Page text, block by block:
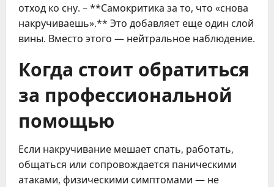
отход ко сну. – **Самокритика за то, что «снова
накручиваешь».** Это добавляет еще один слой
вины. Вместо этого — нейтральное наблюдение.
Когда стоит обратиться
за профессиональной
помощью
Если накручивание мешает спать, работать,
общаться или сопровождается паническими
атаками, физическими симптомами — не